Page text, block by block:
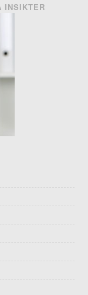
INSIKTER